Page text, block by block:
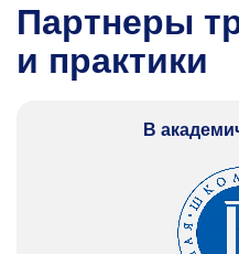
Партнеры
и практики
В